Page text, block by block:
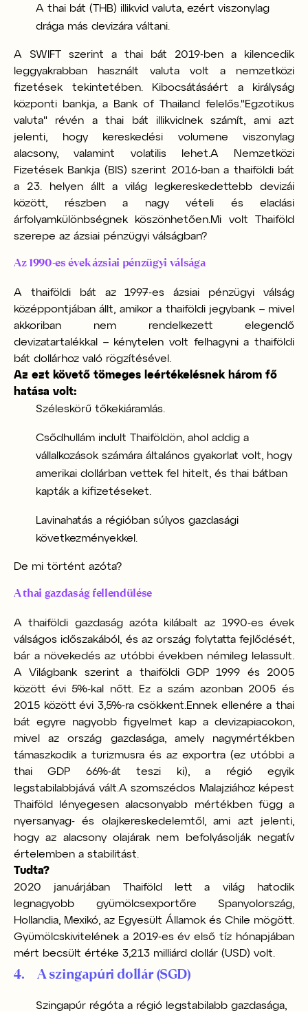
A thai bát (THB) illikvid valuta, ezért viszonylag
drága más devizára váltani.
A SWIFT szerint a thai bát 2019-ben a kilencedik
leggyakrabban használt valuta volt a nemzetközi
fizetések tekintetében. Kibocsátásáért a királyság
központi bankja, a Bank of Thailand felelős. "Egzotikus
valuta" révén a thai bát illikvidnek számít, ami azt
jelenti, hogy kereskedési volumene viszonylag
alacsony, valamint volatilis lehet. A Nemzetközi
Fizetések Bankja (BIS) szerint 2016-ban a thaiföldi bát
a 23. helyen állt a világ legkereskedettebb devizái
között, részben a nagy vételi és eladási
árfolyamkülönbségnek köszönhetően. Mi volt Thaiföld
szerepe az ázsiai pénzügyi válságban?
Az 1990-es évek ázsiai pénzügyi válsága
A thaiföldi bát az 1997-es ázsiai pénzügyi válság
középpontjában állt, amikor a thaiföldi jegybank – mivel
akkoriban nem rendelkezett elegendő
devizatartalékkal – kénytelen volt felhagyni a thaiföldi
bát dollárhoz való rögzítésével.
Az ezt követő tömeges leértékelésnek három fő
hatása volt:
Széleskörű tőkekiáramlás.
Csődhullám indult Thaiföldön, ahol addig a
vállalkozások számára általános gyakorlat volt, hogy
amerikai dollárban vettek fel hitelt, és thai bátban
kapták a kifizetéseket.
Lavinahatás a régióban súlyos gazdasági
következményekkel.
De mi történt azóta?
A thai gazdaság fellendülése
A thaiföldi gazdaság azóta kilábalt az 1990-es évek
válságos időszakából, és az ország folytatta fejlődését,
bár a növekedés az utóbbi években némileg lelassult.
A Világbank szerint a thaiföldi GDP 1999 és 2005
között évi 5%-kal nőtt. Ez a szám azonban 2005 és
2015 között évi 3,5%-ra csökkent. Ennek ellenére a thai
bát egyre nagyobb figyelmet kap a devizapiacokon,
mivel az ország gazdasága, amely nagymértékben
támaszkodik a turizmusra és az exportra (ez utóbbi a
thai GDP 66%-át teszi ki), a régió egyik
legstabilabbjává vált. A szomszédos Malajziához képest
Thaiföld lényegesen alacsonyabb mértékben függ a
nyersanyag- és olajkereskedelemtől, ami azt jelenti,
hogy az alacsony olajárak nem befolyásolják negatív
értelemben a stabilitást.
Tudta?
2020 januárjában Thaiföld lett a világ hatodik
legnagyobb gyümölcsexportőre Spanyolország,
Hollandia, Mexikó, az Egyesült Államok és Chile mögött.
Gyümölcskivitelének a 2019-es év első tíz hónapjában
mért becsült értéke 3,213 milliárd dollár (USD) volt.
4. A szingapúri dollár (SGD)
Szingapúr régóta a régió legstabilabb gazdasága,